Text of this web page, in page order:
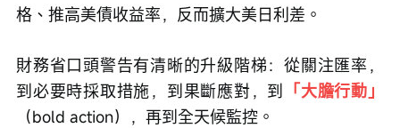
格、推高美債收益率，反而擴大美日利差。
財務省口頭警告有清晰的升級階梯：從關注匯率，
到必要時採取措施，到果斷應對，到 「大膽行動」
（bold action），再到全天候監控。